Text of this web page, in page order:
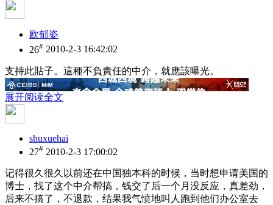
欧郁姿
26# 2010-2-3 16:42:02
支持此貼子。這種不負責任的中介，就應該曝光。
展开阅读全文
shuxuehai
27# 2010-2-3 17:00:02
记得很久很久以前还在中国独本科的时候，当时想申请美国的
博士，找了这个中介帮搞，钱交了后一个月没反应，真差劲，
后来不搞了，不退款，结果我气愤地叫人跑到他们办公室去